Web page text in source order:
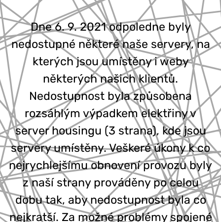
777 353 464
Dne 6. 9. 2021 odpoledne byly
nedostupné některé naše servery, na
kterých jsou umístěny i weby
některých našich klientů.
Nedostupnost byla způsobena
rozsáhlým výpadkem elektřiny v
server housingu (3 strana), kde jsou
servery umístěny. Veškeré úkony k co
nejrychlejšímu obnovení provozu byly
z naší strany prováděny po celou
dobu tak, aby nedostupnost byla co
nejkratší. Za možné problémy spojené